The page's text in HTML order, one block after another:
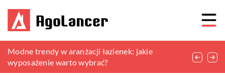
Lampy wiszące: Praktyczne wskazówki dotyczące
rozmieszczenia i wysokości
Modne trendy w aranżacji łazienek: jakie
wyposażenie warto wybrać?
Kluczowe korzyści mineralne dla zwierząt
hodowlanych i dzikiej przyrody